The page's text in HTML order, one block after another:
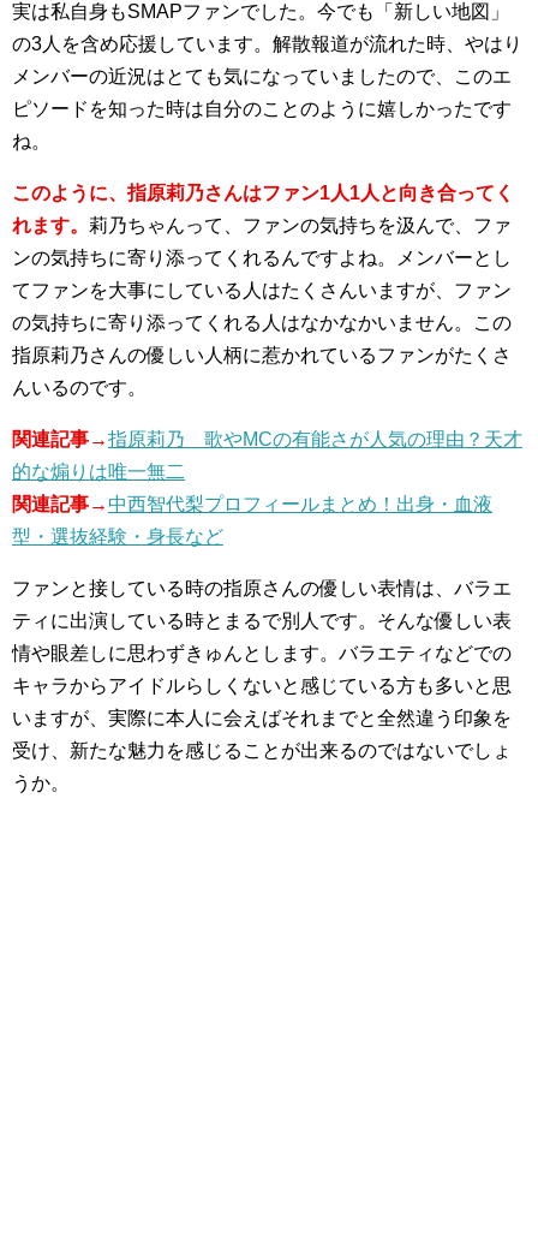
実は私自身もSMAPファンでした。今でも「新しい地図」
の3人を含め応援しています。解散報道が流れた時、やはり
メンバーの近況はとても気になっていましたので、このエ
ピソードを知った時は自分のことのように嬉しかったです
ね。
このように、指原莉乃さんはファン1人1人と向き合ってく
れます。 莉乃ちゃんって、ファンの気持ちを汲んで、ファ
ンの気持ちに寄り添ってくれるんですよね。メンバーとし
てファンを大事にしている人はたくさんいますが、ファン
の気持ちに寄り添ってくれる人はなかなかいません。この
指原莉乃さんの優しい人柄に惹かれているファンがたくさ
んいるのです。
関連記事→指原莉乃 歌やMCの有能さが人気の理由？天才
的な煽りは唯一無二
関連記事→中西智代梨プロフィールまとめ！出身・血液
型・選抜経験・身長など
ファンと接している時の指原さんの優しい表情は、バラエ
ティに出演している時とまるで別人です。そんな優しい表
情や眼差しに思わずきゅんとします。バラエティなどでの
キャラからアイドルらしくないと感じている方も多いと思
いますが、実際に本人に会えばそれまでと全然違う印象を
受け、新たな魅力を感じることが出来るのではないでしょ
うか。